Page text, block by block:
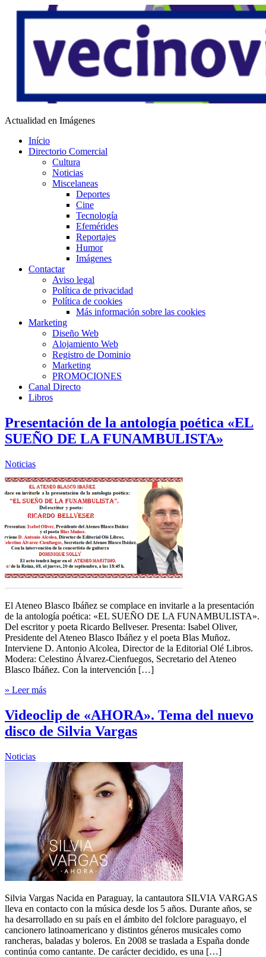
Saltar
Vecino Virtual
Actualidad en Imágenes
Início
Directorio Comercial
Cultura
Noticias
Miscelaneas
Deportes
Cine
Tecnología
Efemérides
Reportajes
Humor
Imágenes
Contactar
Aviso legal
Política de privacidad
Política de cookies
Más información sobre las cookies
Marketing
Diseño Web
Alojamiento Web
Registro de Dominio
Marketing
PROMOCIONES
Canal Directo
Libros
Presentación de la antología poética «EL
SUEÑO DE LA FUNAMBULISTA»
Noticias
El Ateneo Blasco Ibáñez se complace en invitarle a la presentación
de la antología poética: «EL SUEÑO DE LA FUNAMBULISTA».
Del escritor y poeta Ricardo Bellveser. Presenta: Isabel Oliver,
Presidente del Ateneo Blasco Ibáñez y el poeta Blas Muñoz.
Interviene D. Antonio Alcolea, Director de la Editorial Olé Libros.
Modera: Celestino Álvarez-Cienfuegos, Secretario del Ateneo
Blasco Ibáñez. Con la intervención […]
» Leer más
Videoclip de «AHORA». Tema del nuevo
disco de Silvia Vargas
Noticias
Silvia Vargas Nacida en Paraguay, la cantautora SILVIA VARGAS
lleva en contacto con la música desde los 5 años. Durante años, se
ha desarrollado en su país en el ámbito del folclore paraguayo, el
cancionero latinoamericano y distintos géneros musicales como
rancheras, baladas y boleros. En 2008 se traslada a España donde
continúa como cantante. De carácter decidido, es una […]